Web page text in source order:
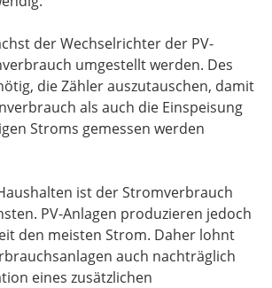
der Wechselrichter der PV-
umgestellt werden. Des
die Zähler auszutauschen, damit
als auch die Einspeisung
Stroms gemessen werden
ist der Stromverbrauch
PV-Anlagen produzieren jedoch
den meisten Strom. Daher lohnt
auch nachträglich
eines zusätzlichen